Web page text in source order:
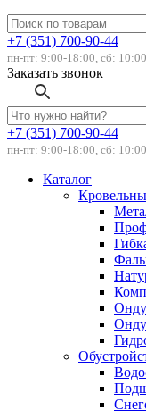
+7 (351) 700-90-44
пн-пт: 9:00-18:00, сб:
Заказать звонок
+7 (351) 700-90-44
пн-пт: 9:00-18:00, сб:
Каталог